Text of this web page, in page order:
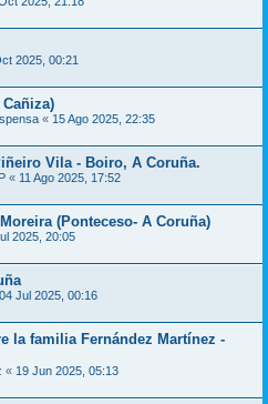
2025, 00:21
« 15 Ago 2025, 22:35
Vila - Boiro, A Coruña.
« 11 Ago 2025, 17:52
(Ponteceso- A Coruña)
2025, 20:05
04 Jul 2025, 00:16
la familia Fernández Martínez -
« 19 Jun 2025, 05:13